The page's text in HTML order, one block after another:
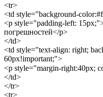
<tr>
<td style="background-
<p style="padding-left:
погрешностей</p>
</td>
<td style="text-align: right;
60px!important;">
<p style="margin-right:40px;
</td>
</tr>
<tr>